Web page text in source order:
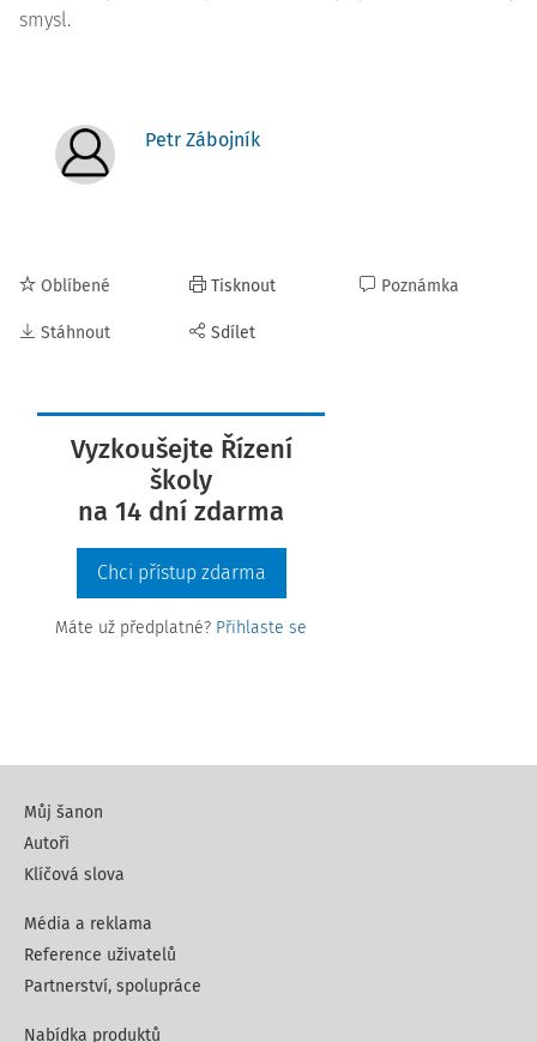
smysl.
Petr Zábojník
Oblíbené
Stáhnout
Tisknout
Sdílet
Poznámka
Vyzkoušejte Řízení
školy
na 14 dní zdarma
Chci přístup zdarma
Máte už předplatné? Přihlaste se
Můj šanon
Autoři
Klíčová slova
Média a reklama
Reference uživatelů
Partnerství, spolupráce
Nabídka produktů